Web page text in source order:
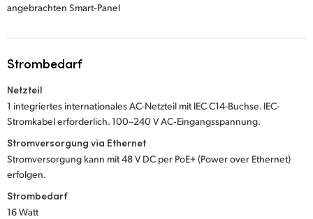
angebrachten Smart‑Panel
Strombedarf
Netzteil
1 integriertes internationales AC-Netzteil mit IEC C14-Buchse. IEC-
Stromkabel erforderlich. 100–240 V AC‑Eingangsspannung.
Stromversorgung via Ethernet
Stromversorgung kann mit 48 V DC per PoE+ (Power over Ethernet)
erfolgen.
Strombedarf
16 Watt